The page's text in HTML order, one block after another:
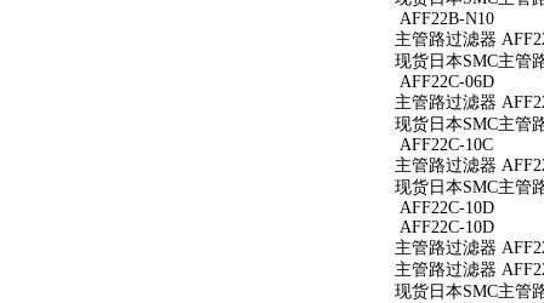
AFF22B-N10
主管路过滤器
现货日本SMC主管
AFF22C-06D
主管路过滤器
现货日本SMC主管
AFF22C-10C
主管路过滤器
现货日本SMC主管
AFF22C-10D
AFF22C-10D
主管路过滤器
主管路过滤器
现货日本SMC主管